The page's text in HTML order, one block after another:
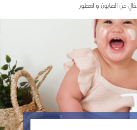
خالٍ من الصابون والعطور